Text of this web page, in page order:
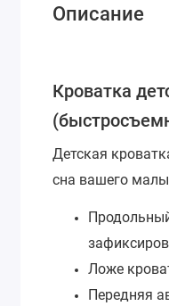
Описание
Кроватка
Детская
сна вашего
Ложе
Передняя